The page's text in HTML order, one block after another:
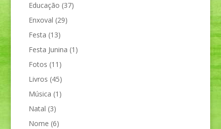
Educação (37)
Enxoval (29)
Festa (13)
Festa Junina (1)
Fotos (11)
Livros (45)
Música (1)
Natal (3)
Nome (6)